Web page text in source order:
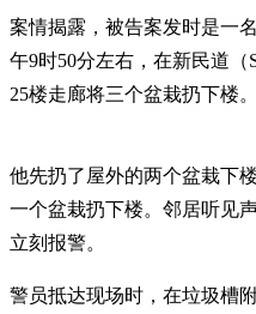
案情揭露，被告案发时是一
午9时50分左右，在新民道（
25楼走廊将三个盆栽扔下楼。
他先扔了屋外的两个盆栽下
一个盆栽扔下楼。邻居听见
立刻报警。
警员抵达现场时，在垃圾槽